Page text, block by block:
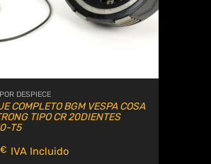
DESPIECE
COMPLETO BGM VESPA COSA
TIPO CR 20DIENTES
T5
€ IVA Incluido